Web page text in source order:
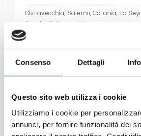
Consenso Dettagli
Questo sito web utilizza i cookie
Utilizziamo i cookie per
annunci, per fornire funzionalità dei
Civitavecchia, Salerno, Catania, La
Spezia, Civitavecchia
21/09/2027
€ 525
€ 525
DETTAGLI